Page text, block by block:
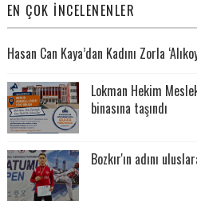
EN ÇOK İNCELENENLER
Hasan Can Kaya’dan Kadını Zorla
Lokman Hekim
binasına taşındı
Bozkır'ın adını